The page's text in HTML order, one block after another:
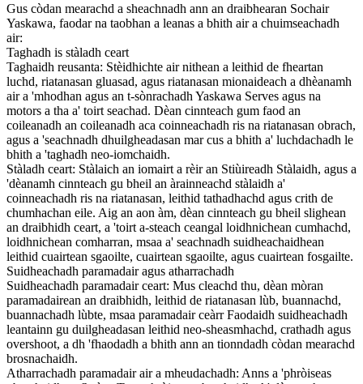
Gus còdan mearachd a sheachnadh ann an draibhearan Sochair
Yaskawa, faodar na taobhan a leanas a bhith air a chuimseachadh
air:
Taghadh is stàladh ceart
Taghaidh reusanta: Stèidhichte air nithean a leithid de fheartan
luchd, riatanasan gluasad, agus riatanasan mionaideach a dhèanamh
air a 'mhodhan agus an t-sònrachadh Yaskawa Serves agus na
motors a tha a' toirt seachad. Dèan cinnteach gum faod an
coileanadh an coileanadh aca coinneachadh ris na riatanasan obrach,
agus a 'seachnadh dhuilgheadasan mar cus a bhith a' luchdachadh le
bhith a 'taghadh neo-iomchaidh.
Stàladh ceart: Stàlaich an iomairt a rèir an Stiùireadh Stàlaidh, agus a
'dèanamh cinnteach gu bheil an àrainneachd stàlaidh a'
coinneachadh ris na riatanasan, leithid tathadhachd agus crith de
chumhachan eile. Aig an aon àm, dèan cinnteach gu bheil slighean
an draibhidh ceart, a 'toirt a-steach ceangal loidhnichean cumhachd,
loidhnichean comharran, msaa a' seachnadh suidheachaidhean
leithid cuairtean sgaoilte, cuairtean sgaoilte, agus cuairtean fosgailte.
Suidheachadh paramadair agus atharrachadh
Suidheachadh paramadair ceart: Mus cleachd thu, dèan mòran
paramadairean an draibhidh, leithid de riatanasan lùb, buannachd,
buannachadh lùbte, msaa paramadair ceàrr Faodaidh suidheachadh
leantainn gu duilgheadasan leithid neo-sheasmhachd, crathadh agus
overshoot, a dh 'fhaodadh a bhith ann an tionndadh còdan mearachd
brosnachaidh.
Atharrachadh paramadair air a mheudachadh: Anns a 'phròiseas